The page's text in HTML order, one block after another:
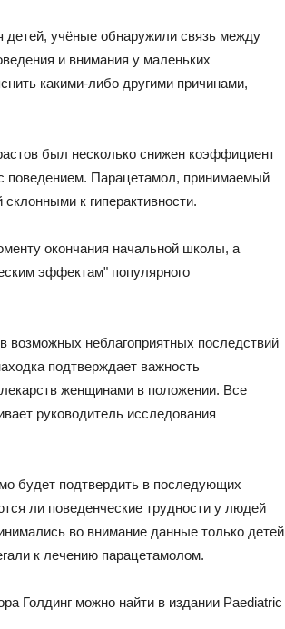
детей, учёные обнаружили связь между
и внимания у маленьких
какими-либо другими причинами,
был несколько снижен коэффициент
поведением. Парацетамол, принимаемый
к гиперактивности.
окончания начальной школы, а
эффектам" популярного
возможных неблагоприятных последствий
подтверждает важность
женщинами в положении. Все
руководитель исследования
будет подтвердить в последующих
ли поведенческие трудности у людей
во внимание данные только детей
к лечению парацетамолом.
Голдинг можно найти в издании Paediatric